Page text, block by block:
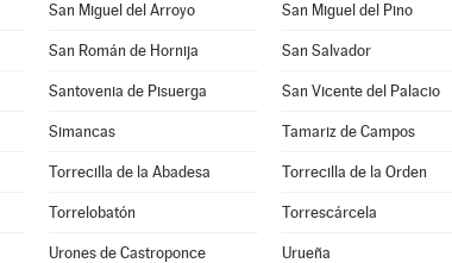
San Miguel del Arroyo San Miguel del Pino
San Román de Hornija San Salvador
Santovenia de Pisuerga San Vicente del Palacio
Simancas Tamariz de Campos
Torrecilla de la Abadesa Torrecilla de la Orden
Torrelobatón Torrescárcela
Urones de Castroponce Urueña